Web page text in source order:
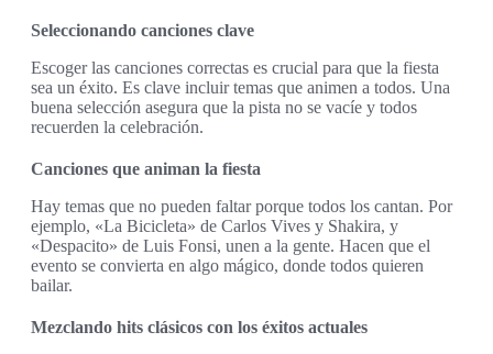
Seleccionando canciones clave
Escoger las canciones correctas es crucial para que la fiesta
sea un éxito. Es clave incluir temas que animen a todos. Una
buena selección asegura que la pista no se vacíe y todos
recuerden la celebración.
Canciones que animan la fiesta
Hay temas que no pueden faltar porque todos los cantan. Por
ejemplo, «La Bicicleta» de Carlos Vives y Shakira, y
«Despacito» de Luis Fonsi, unen a la gente. Hacen que el
evento se convierta en algo mágico, donde todos quieren
bailar.
Mezclando hits clásicos con los éxitos actuales